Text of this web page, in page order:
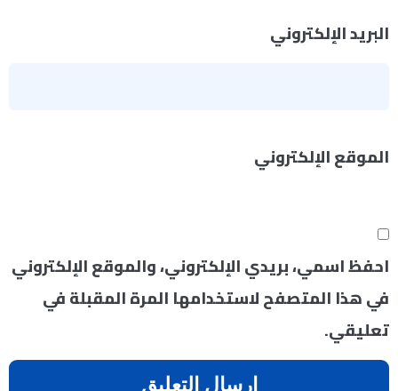
البريد الإلكتروني
الموقع الإلكتروني
احفظ اسمي، بريدي الإلكتروني، والموقع الإلكتروني
في هذا المتصفح لاستخدامها المرة المقبلة في
تعليقي.